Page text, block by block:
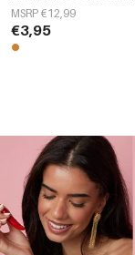
geométrica, sencillos,
serie Daily Simple,
mujer.
MSRP €12,99
€3,95